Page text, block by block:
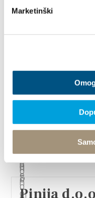
Marketinški
Ostrog
Obala kralja
+385 (0)21 227
+385 (0)21 260
info@ostrog.hr
www.ostrog.hr/
Pinija